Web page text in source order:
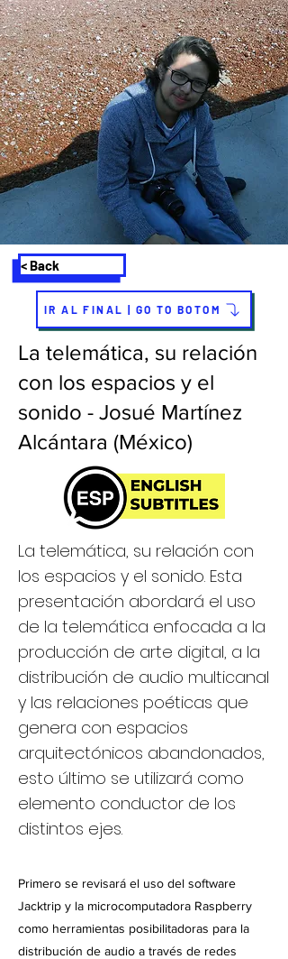
< Back
IR AL FINAL | GO TO BOTOM
La telemática, su relación
con los espacios y el
sonido - Josué Martínez
Alcántara (México)
La telemática, su relación con
los espacios y el sonido. Esta
presentación abordará el uso
de la telemática enfocada a la
producción de arte digital, a la
distribución de audio multicanal
y las relaciones poéticas que
genera con espacios
arquitectónicos abandonados,
esto último se utilizará como
elemento conductor de los
distintos ejes.
Primero se revisará el uso del software
Jacktrip y la microcomputadora Raspberry
como herramientas posibilitadoras para la
distribución de audio a través de redes